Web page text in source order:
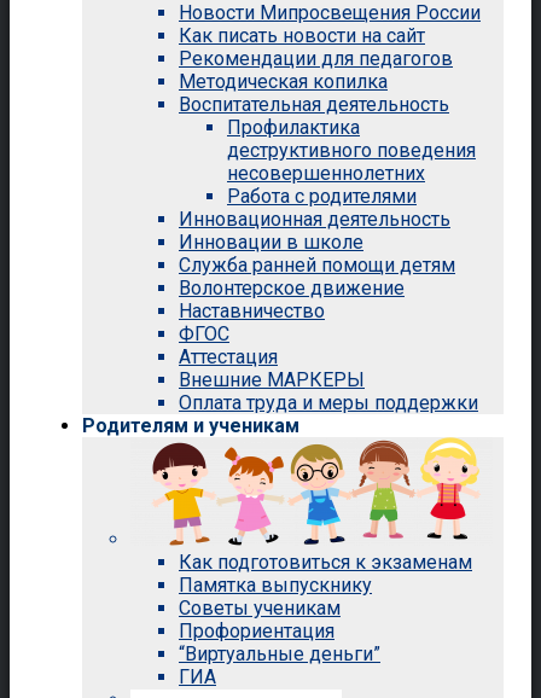
Новости Мипросвещения России
Как писать новости на сайт
Рекомендации для педагогов
Методическая копилка
Воспитательная деятельность
Профилактика
деструктивного поведения
несовершеннолетних
Работа с родителями
Инновационная деятельность
Инновации в школе
Служба ранней помощи детям
Волонтерское движение
Наставничество
ФГОС
Аттестация
Внешние МАРКЕРЫ
Оплата труда и меры поддержки
Родителям и ученикам
Как подготовиться к экзаменам
Памятка выпускнику
Советы ученикам
Профориентация
“Виртуальные деньги”
ГИА